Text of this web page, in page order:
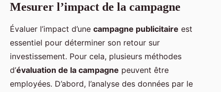
Mesurer l’impact de la campagne
Évaluer l’impact d’une campagne publicitaire est
essentiel pour déterminer son retour sur
investissement. Pour cela, plusieurs méthodes
d’évaluation de la campagne peuvent être
employées. D’abord, l’analyse des données par le